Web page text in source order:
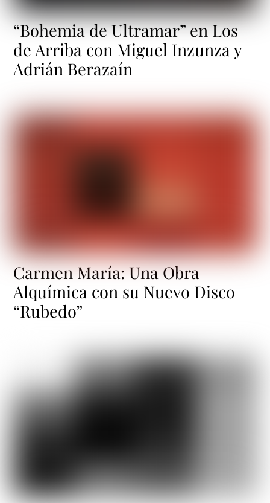
“Bohemia de Ultramar” en Los
de Arriba con Miguel Inzunza y
Adrián Berazaín
Carmen María: Una Obra
Alquímica con su Nuevo Disco
“Rubedo”